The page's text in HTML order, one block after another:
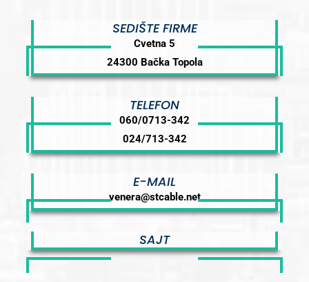
SEDIŠTE FIRME
Cvetna 5
24300 Bačka Topola
TELEFON
060/0713-342
024/713-342
E-MAIL
venera@stcable.net
SAJT